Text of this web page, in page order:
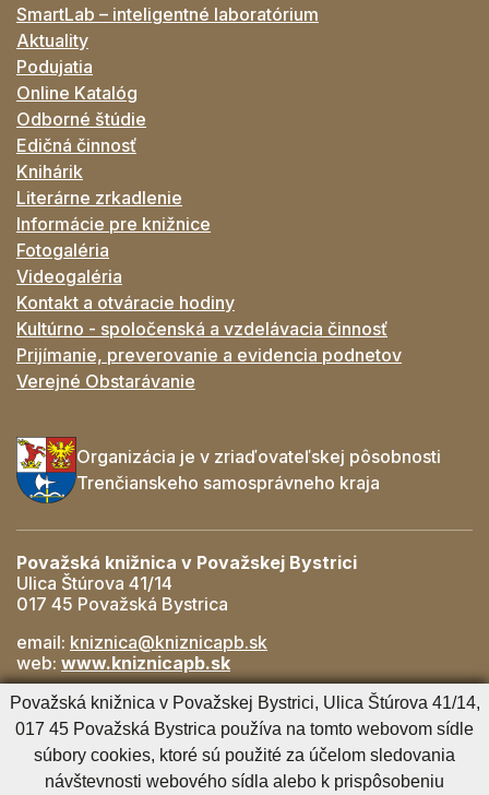
SmartLab – inteligentné laboratórium
Aktuality
Podujatia
Online Katalóg
Odborné štúdie
Edičná činnosť
Knihárik
Literárne zrkadlenie
Informácie pre knižnice
Fotogaléria
Videogaléria
Kontakt a otváracie hodiny
Kultúrno - spoločenská a vzdelávacia činnosť
Prijímanie, preverovanie a evidencia podnetov
Verejné Obstarávanie
Organizácia je v zriaďovateľskej pôsobnosti
Trenčianskeho samosprávneho kraja
Považská knižnica v Považskej Bystrici
Ulica Štúrova 41/14
017 45 Považská Bystrica
email: kniznica@kniznicapb.sk
web: www.kniznicapb.sk
Pobočky
Rozkvet- 042/432 56 59, rozkvet@kniznicapb.sk
SNP - 0901 918 843, snp@kniznicapb.sk
Považská knižnica v Považskej Bystrici, Ulica Štúrova 41/14,
017 45 Považská Bystrica používa na tomto webovom sídle
súbory cookies, ktoré sú použité za účelom sledovania
návštevnosti webového sídla alebo k prispôsobeniu